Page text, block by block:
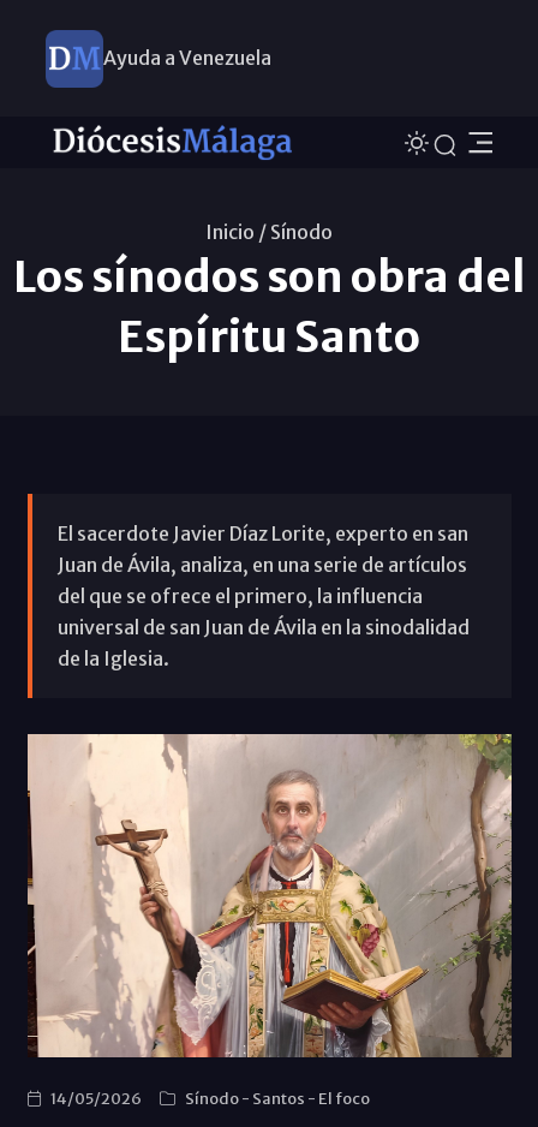
Ayuda a Venezuela
Inicio / Sínodo
Los sínodos son obra del
Espíritu Santo
El sacerdote Javier Díaz Lorite, experto en san
Juan de Ávila, analiza, en una serie de artículos
del que se ofrece el primero, la influencia
universal de san Juan de Ávila en la sinodalidad
de la Iglesia.
14/05/2026 Sínodo- Santos - El foco